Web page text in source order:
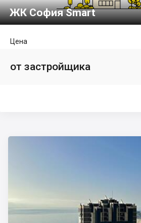
ЖК София Smart
Цена
от застройщика